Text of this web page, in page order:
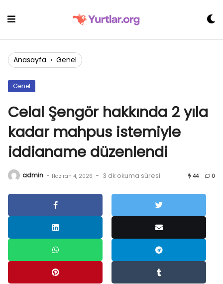
Anasayfa › Genel
Genel
Celal Şengör hakkında 2 yıla
kadar mahpus istemiyle
iddianame düzenlendi
admin - Haziran 4, 2026 - 3 dk okuma süresi 44 0